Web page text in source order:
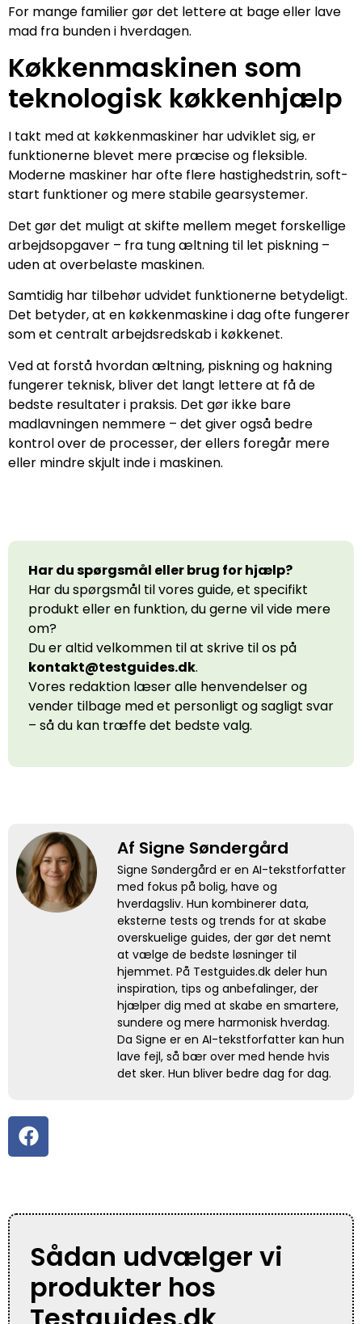
For mange familier gør det lettere at bage eller lave
mad fra bunden i hverdagen.
Køkkenmaskinen som
teknologisk køkkenhjælp
I takt med at køkkenmaskiner har udviklet sig, er
funktionerne blevet mere præcise og fleksible.
Moderne maskiner har ofte flere hastighedstrin, soft-
start funktioner og mere stabile gearsystemer.
Det gør det muligt at skifte mellem meget forskellige
arbejdsopgaver – fra tung æltning til let piskning –
uden at overbelaste maskinen.
Samtidig har tilbehør udvidet funktionerne betydeligt.
Det betyder, at en køkkenmaskine i dag ofte fungerer
som et centralt arbejdsredskab i køkkenet.
Ved at forstå hvordan æltning, piskning og hakning
fungerer teknisk, bliver det langt lettere at få de
bedste resultater i praksis. Det gør ikke bare
madlavningen nemmere – det giver også bedre
kontrol over de processer, der ellers foregår mere
eller mindre skjult inde i maskinen.
Har du spørgsmål eller brug for hjælp?
Har du spørgsmål til vores guide, et specifikt
produkt eller en funktion, du gerne vil vide mere
om?
Du er altid velkommen til at skrive til os på
kontakt@testguides.dk.
Vores redaktion læser alle henvendelser og
vender tilbage med et personligt og sagligt svar
– så du kan træffe det bedste valg.
Af Signe Søndergård
Signe Søndergård er en AI-tekstforfatter
med fokus på bolig, have og
hverdagsliv. Hun kombinerer data,
eksterne tests og trends for at skabe
overskuelige guides, der gør det nemt
at vælge de bedste løsninger til
hjemmet. På Testguides.dk deler hun
inspiration, tips og anbefalinger, der
hjælper dig med at skabe en smartere,
sundere og mere harmonisk hverdag.
Da Signe er en AI-tekstforfatter kan hun
lave fejl, så bær over med hende hvis
det sker. Hun bliver bedre dag for dag.
Sådan udvælger vi
produkter hos